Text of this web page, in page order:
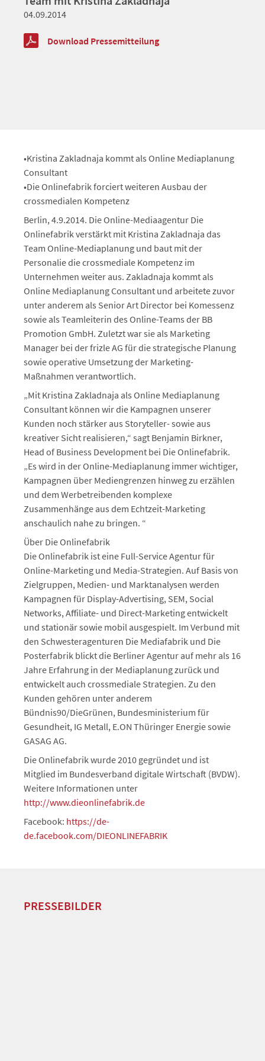
04.09.2014
Download Pressemitteilung
•Kristina Zakladnaja kommt als Online Mediaplanung
Consultant
•Die Onlinefabrik forciert weiteren Ausbau der
crossmedialen Kompetenz
Berlin, 4.9.2014. Die Online-Mediaagentur Die
Onlinefabrik verstärkt mit Kristina Zakladnaja das
Team Online-Mediaplanung und baut mit der
Personalie die crossmediale Kompetenz im
Unternehmen weiter aus. Zakladnaja kommt als
Online Mediaplanung Consultant und arbeitete zuvor
unter anderem als Senior Art Director bei Komessenz
sowie als Teamleiterin des Online-Teams der BB
Promotion GmbH. Zuletzt war sie als Marketing
Manager bei der frizle AG für die strategische Planung
sowie operative Umsetzung der Marketing-
Maßnahmen verantwortlich.
„Mit Kristina Zakladnaja als Online Mediaplanung
Consultant können wir die Kampagnen unserer
Kunden noch stärker aus Storyteller- sowie aus
kreativer Sicht realisieren,“ sagt Benjamin Birkner,
Head of Business Development bei Die Onlinefabrik.
„Es wird in der Online-Mediaplanung immer wichtiger,
Kampagnen über Mediengrenzen hinweg zu erzählen
und dem Werbetreibenden komplexe
Zusammenhänge aus dem Echtzeit-Marketing
anschaulich nahe zu bringen. “
Über Die Onlinefabrik
Die Onlinefabrik ist eine Full-Service Agentur für
Online-Marketing und Media-Strategien. Auf Basis von
Zielgruppen, Medien- und Marktanalysen werden
Kampagnen für Display-Advertising, SEM, Social
Networks, Affiliate- und Direct-Marketing entwickelt
und stationär sowie mobil ausgespielt. Im Verbund mit
den Schwesteragenturen Die Mediafabrik und Die
Posterfabrik blickt die Berliner Agentur auf mehr als 16
Jahre Erfahrung in der Mediaplanung zurück und
entwickelt auch crossmediale Strategien. Zu den
Kunden gehören unter anderem
Bündnis90/DieGrünen, Bundesministerium für
Gesundheit, IG Metall, E.ON Thüringer Energie sowie
GASAG AG.
Die Onlinefabrik wurde 2010 gegründet und ist
Mitglied im Bundesverband digitale Wirtschaft (BVDW).
Weitere Informationen unter
http://www.dieonlinefabrik.de
Facebook: https://de-
de.facebook.com/DIEONLINEFABRIK
PRESSEBILDER